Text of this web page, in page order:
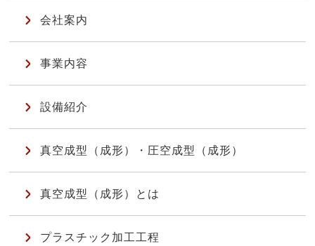
会社案内
事業内容
設備紹介
真空成型（成形）・圧空成型（成形）
真空成型（成形）とは
プラスチック加工工程